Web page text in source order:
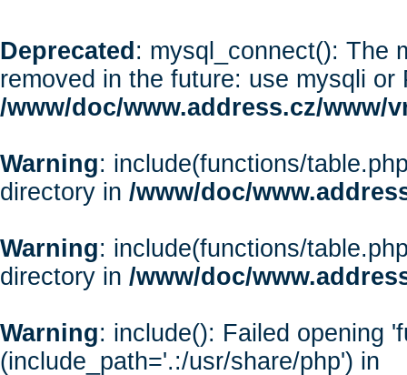
Deprecated : mysql_connect(): The
removed in the future: use mysqli or
/www/doc/www.address.cz/www/
Warning: include(functions/
directory in /www/doc/
Warning: include(functions/
directory in /www/doc/
Warning: include(): Failed opening
(include_path='.:/usr/share/php') in